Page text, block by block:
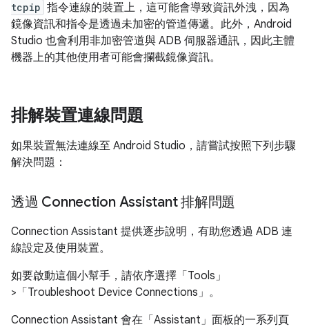
tcpip 指令連線的裝置上，這可能會導致資訊外洩，因為
鏡像資訊和指令是透過未加密的管道傳遞。此外，Android
Studio 也會利用非加密管道與 ADB 伺服器通訊，因此主體
機器上的其他使用者可能會攔截鏡像資訊。
排解裝置連線問題
如果裝置無法連線至 Android Studio，請嘗試按照下列步驟
解決問題：
透過 Connection Assistant 排解問題
Connection Assistant 提供逐步說明，有助您透過 ADB 連
線設定及使用裝置。
如要啟動這個小幫手，請依序選擇「Tools」
>「Troubleshoot Device Connections」 。
Connection Assistant 會在「Assistant」 面板的一系列頁